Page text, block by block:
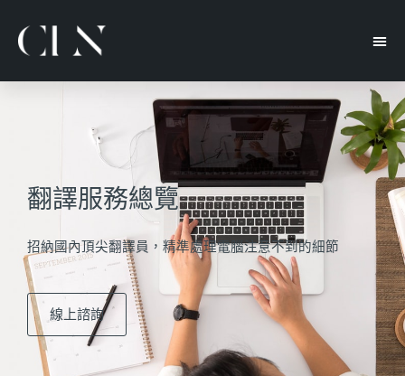
翻譯服務總覽
招納國內頂尖翻譯員，精準處理電腦注意不到的細節
線上諮詢